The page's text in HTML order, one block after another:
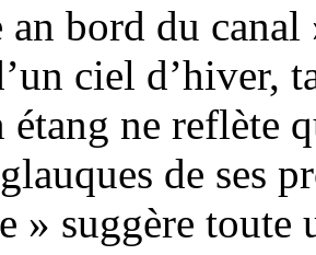
an bord du
ciel d’hiver,
étang ne reflète
de ses
» suggère